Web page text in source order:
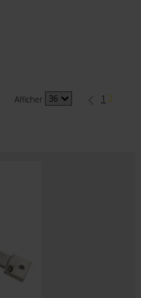
Afficher 1 2